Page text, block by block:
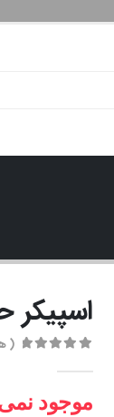
اسپیکر
(
موجود